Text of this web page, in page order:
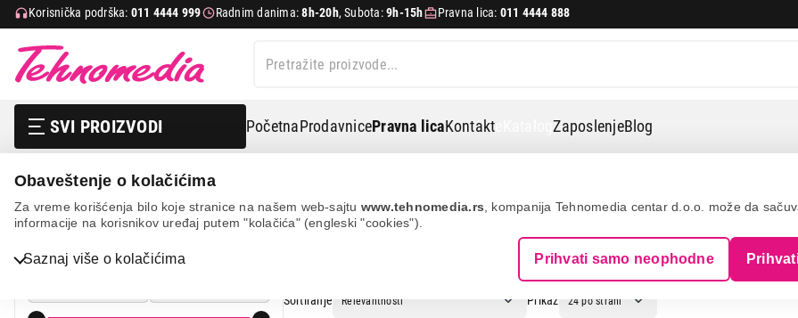
Obaveštenje o kolačićima
Za vreme korišćenja bilo koje stranice na našem web-sajtu www.tehnomedia.rs , kompanija Tehnomedia centar d.o.o. može da
informacije na korisnikov uređaj putem "kolačića" (engleski "cookies").
Saznaj više o kolačićima Prihvati samo neophodne
Korisnička podrška: 011 4444 999 Radnim danima:8h-20h, Subota:9h-15h Pravna lica: 011 4444 888
SVI PROIZVODI PočetnaProdavnicePravna licaKontakt eKatalogZaposlenjeBlog
Pretraga Galaxy Z Flip5
PRETRAGA: GALAXY Z FLIP5
Sortiranje Prikaz
Cena od Cena do